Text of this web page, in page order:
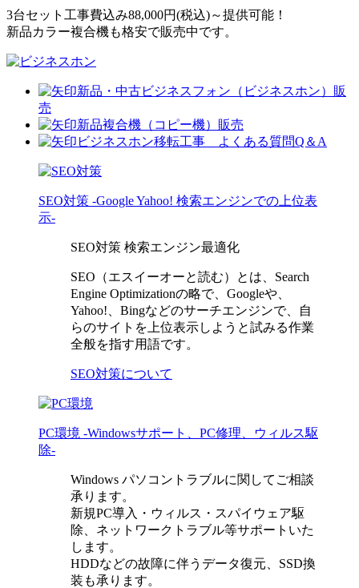
3台セット工事費込み88,000円(税込)～提供可能！
新品カラー複合機も格安で販売中です。
新品・中古ビジネスフォン（ビジネスホン）販
売
新品複合機（コピー機）販売
ビジネスホン移転工事 よくある質問Q＆A
SEO対策 -Google Yahoo! 検索エンジンでの上位表
示-
SEO対策 検索エンジン最適化
SEO（エスイーオーと読む）とは、Search
Engine Optimizationの略で、Googleや、
Yahoo!、Bingなどのサーチエンジンで、自
らのサイトを上位表示しようと試みる作業
全般を指す用語です。
SEO対策について
PC環境 -Windowsサポート、PC修理、ウィルス駆
除-
Windows パソコントラブルに関してご相談
承ります。
新規PC導入・ウィルス・スパイウェア駆
除、ネットワークトラブル等サポートいた
します。
HDDなどの故障に伴うデータ復元、SSD換
装も承ります。